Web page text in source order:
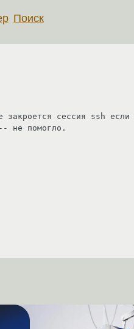
Поиск
сессия ssh если
не помогло.